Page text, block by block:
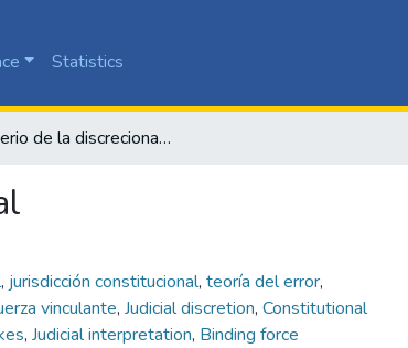
Statistics
El imperio de la discrecionalidad judicial
, jurisdicción constitucional, teoría del error,
vinculante, Judicial discretion, Constitutional
, Judicial interpretation, Binding force